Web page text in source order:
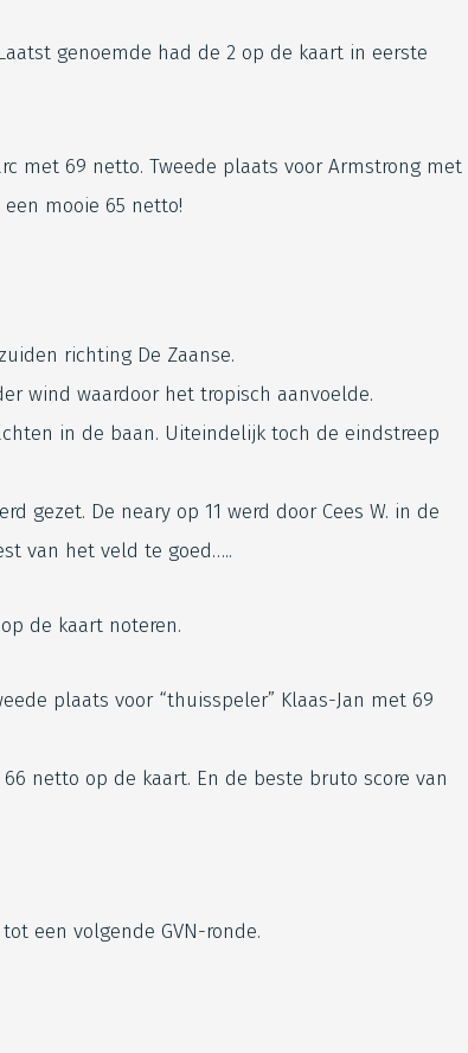
genoemde had de 2 op de kaart in eerste
met 69 netto. Tweede plaats voor Armstrong met
mooie 65 netto!
richting De Zaanse.
wind waardoor het tropisch aanvoelde.
in de baan. Uiteindelijk toch de eindstreep
gezet. De neary op 11 werd door Cees W. in de
van het veld te goed…..
de kaart noteren.
plaats voor “thuisspeler” Klaas-Jan met 69
netto op de kaart. En de beste bruto score van
een volgende GVN-ronde.